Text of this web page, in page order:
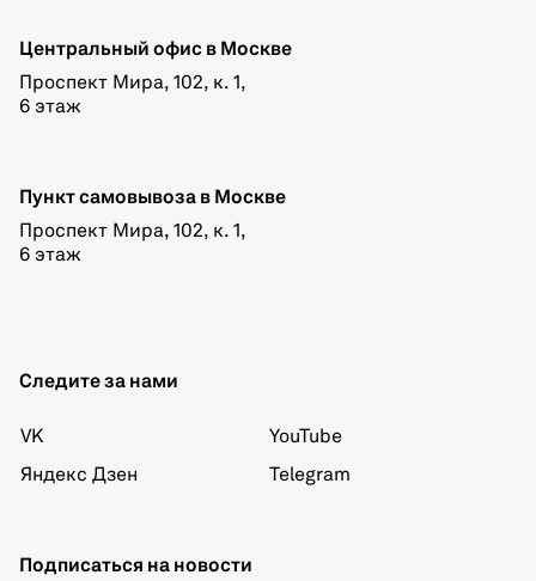
Центральный офис в Москве
Проспект Мира, 102, к. 1,
6 этаж
Пункт самовывоза в Москве
Проспект Мира, 102, к. 1,
6 этаж
Следите за нами
VK
Яндекс Дзен
YouTube
Telegram
Подписаться на новости